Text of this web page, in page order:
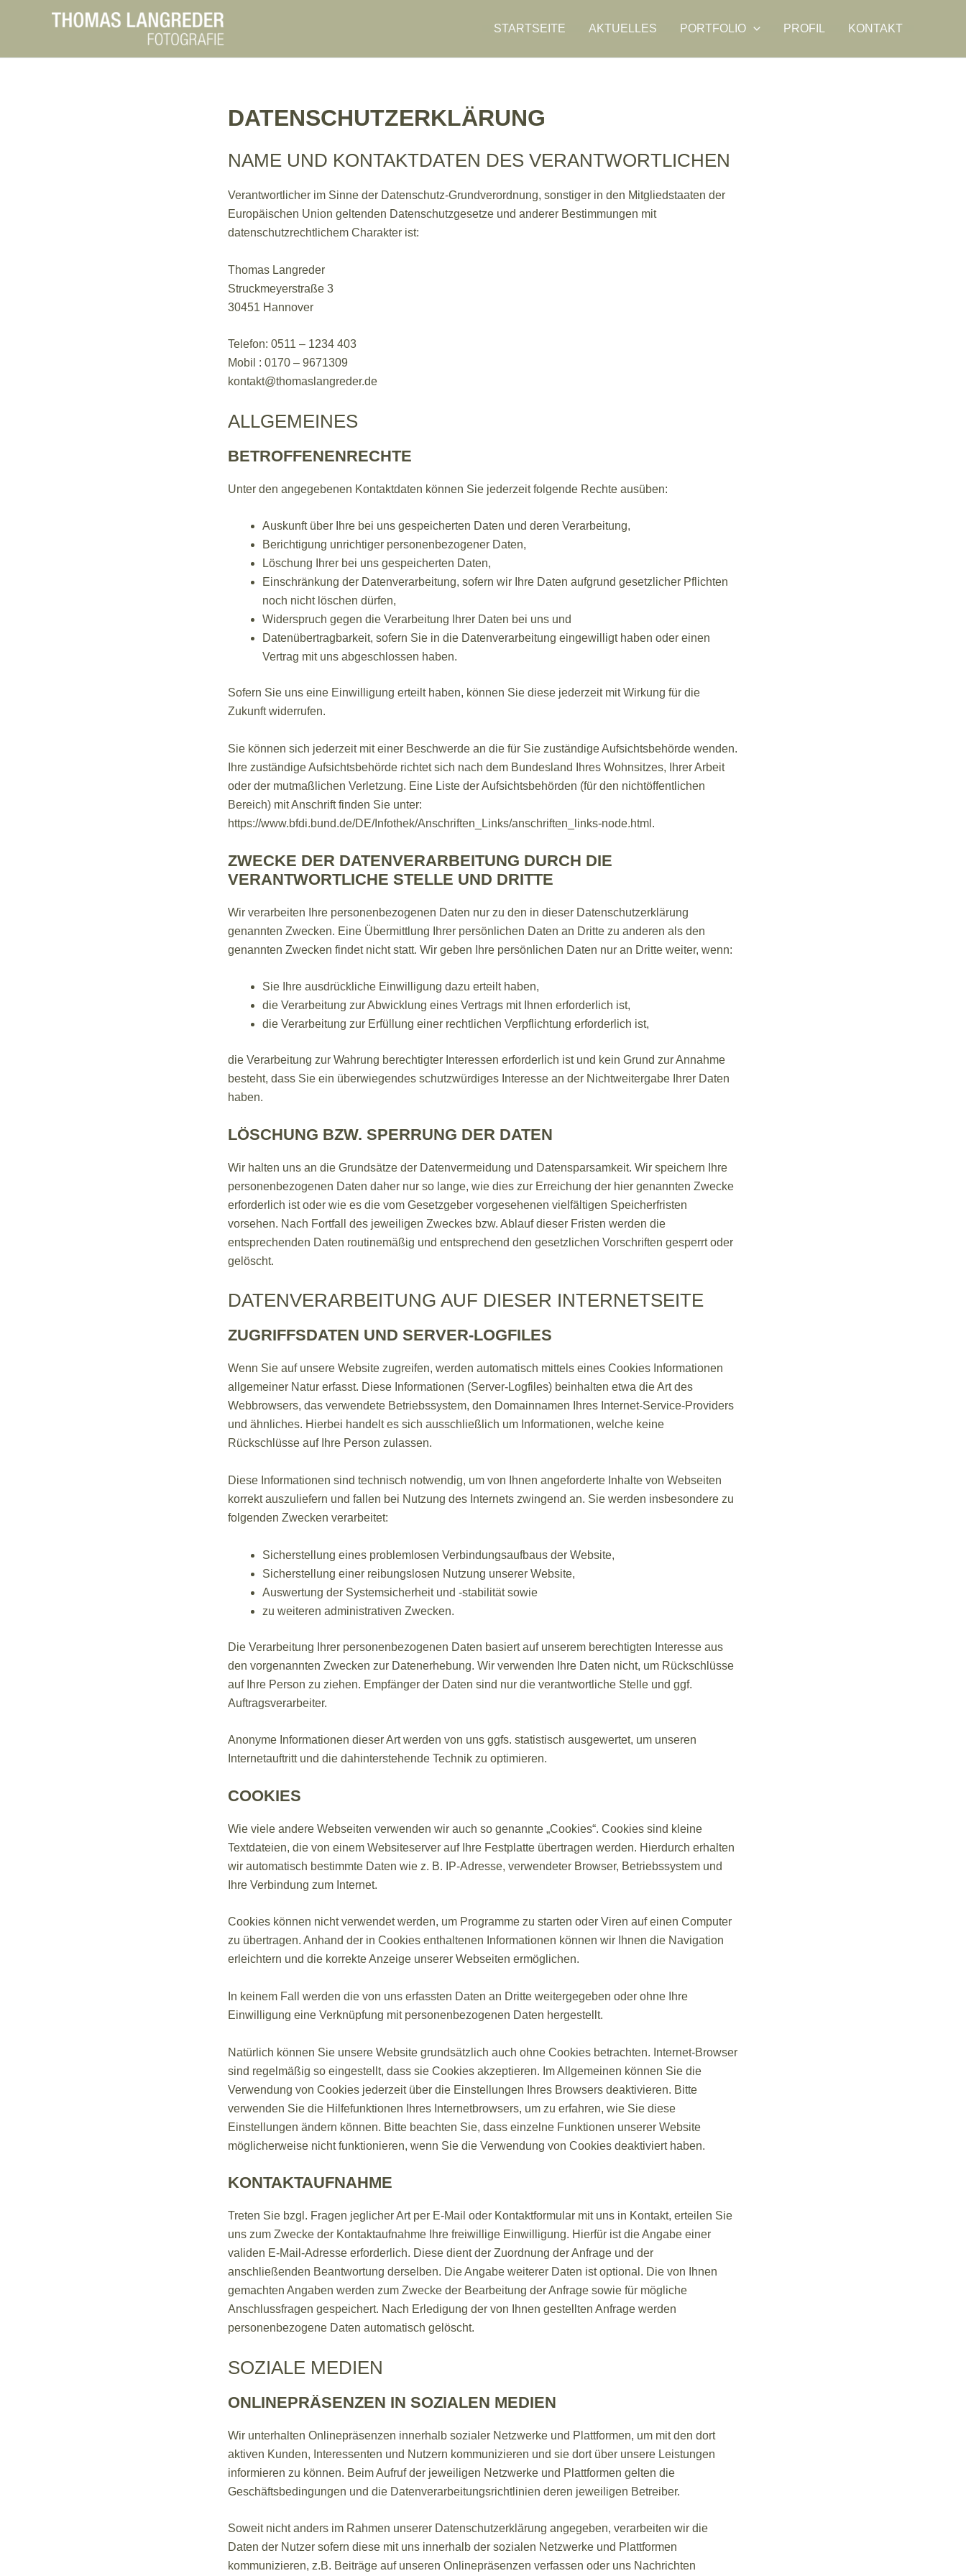
STARTSEITE AKTUELLES PORTFOLIO PROFIL KONTAKT
DATENSCHUTZERKLÄRUNG
NAME UND KONTAKTDATEN DES VERANTWORTLICHEN
Verantwortlicher im Sinne der Datenschutz-Grundverordnung, sonstiger in den Mitgliedstaaten der
Europäischen Union geltenden Datenschutzgesetze und anderer Bestimmungen mit
datenschutzrechtlichem Charakter ist:
Thomas Langreder
Struckmeyerstraße 3
30451 Hannover
Telefon: 0511 – 1234 403
Mobil : 0170 – 9671309
kontakt@thomaslangreder.de
ALLGEMEINES
BETROFFENENRECHTE
Unter den angegebenen Kontaktdaten können Sie jederzeit folgende Rechte ausüben:
Auskunft über Ihre bei uns gespeicherten Daten und deren Verarbeitung,
Berichtigung unrichtiger personenbezogener Daten,
Löschung Ihrer bei uns gespeicherten Daten,
Einschränkung der Datenverarbeitung, sofern wir Ihre Daten aufgrund gesetzlicher Pflichten
noch nicht löschen dürfen,
Widerspruch gegen die Verarbeitung Ihrer Daten bei uns und
Datenübertragbarkeit, sofern Sie in die Datenverarbeitung eingewilligt haben oder einen
Vertrag mit uns abgeschlossen haben.
Sofern Sie uns eine Einwilligung erteilt haben, können Sie diese jederzeit mit Wirkung für die
Zukunft widerrufen.
Sie können sich jederzeit mit einer Beschwerde an die für Sie zuständige Aufsichtsbehörde wenden.
Ihre zuständige Aufsichtsbehörde richtet sich nach dem Bundesland Ihres Wohnsitzes, Ihrer Arbeit
oder der mutmaßlichen Verletzung. Eine Liste der Aufsichtsbehörden (für den nichtöffentlichen
Bereich) mit Anschrift finden Sie unter:
https://www.bfdi.bund.de/DE/Infothek/Anschriften_Links/anschriften_links-node.html .
ZWECKE DER DATENVERARBEITUNG DURCH DIE
VERANTWORTLICHE STELLE UND DRITTE
Wir verarbeiten Ihre personenbezogenen Daten nur zu den in dieser Datenschutzerklärung
genannten Zwecken. Eine Übermittlung Ihrer persönlichen Daten an Dritte zu anderen als den
genannten Zwecken findet nicht statt. Wir geben Ihre persönlichen Daten nur an Dritte weiter, wenn:
Sie Ihre ausdrückliche Einwilligung dazu erteilt haben,
die Verarbeitung zur Abwicklung eines Vertrags mit Ihnen erforderlich ist,
die Verarbeitung zur Erfüllung einer rechtlichen Verpflichtung erforderlich ist,
die Verarbeitung zur Wahrung berechtigter Interessen erforderlich ist und kein Grund zur Annahme
besteht, dass Sie ein überwiegendes schutzwürdiges Interesse an der Nichtweitergabe Ihrer Daten
haben.
LÖSCHUNG BZW. SPERRUNG DER DATEN
Wir halten uns an die Grundsätze der Datenvermeidung und Datensparsamkeit. Wir speichern Ihre
personenbezogenen Daten daher nur so lange, wie dies zur Erreichung der hier genannten Zwecke
erforderlich ist oder wie es die vom Gesetzgeber vorgesehenen vielfältigen Speicherfristen
vorsehen. Nach Fortfall des jeweiligen Zweckes bzw. Ablauf dieser Fristen werden die
entsprechenden Daten routinemäßig und entsprechend den gesetzlichen Vorschriften gesperrt oder
gelöscht.
DATENVERARBEITUNG AUF DIESER INTERNETSEITE
ZUGRIFFSDATEN UND SERVER-LOGFILES
Wenn Sie auf unsere Website zugreifen, werden automatisch mittels eines Cookies Informationen
allgemeiner Natur erfasst. Diese Informationen (Server-Logfiles) beinhalten etwa die Art des
Webbrowsers, das verwendete Betriebssystem, den Domainnamen Ihres Internet-Service-Providers
und ähnliches. Hierbei handelt es sich ausschließlich um Informationen, welche keine
Rückschlüsse auf Ihre Person zulassen.
Diese Informationen sind technisch notwendig, um von Ihnen angeforderte Inhalte von Webseiten
korrekt auszuliefern und fallen bei Nutzung des Internets zwingend an. Sie werden insbesondere zu
folgenden Zwecken verarbeitet:
Sicherstellung eines problemlosen Verbindungsaufbaus der Website,
Sicherstellung einer reibungslosen Nutzung unserer Website,
Auswertung der Systemsicherheit und -stabilität sowie
zu weiteren administrativen Zwecken.
Die Verarbeitung Ihrer personenbezogenen Daten basiert auf unserem berechtigten Interesse aus
den vorgenannten Zwecken zur Datenerhebung. Wir verwenden Ihre Daten nicht, um Rückschlüsse
auf Ihre Person zu ziehen. Empfänger der Daten sind nur die verantwortliche Stelle und ggf.
Auftragsverarbeiter.
Anonyme Informationen dieser Art werden von uns ggfs. statistisch ausgewertet, um unseren
Internetauftritt und die dahinterstehende Technik zu optimieren.
COOKIES
Wie viele andere Webseiten verwenden wir auch so genannte „Cookies“. Cookies sind kleine
Textdateien, die von einem Websiteserver auf Ihre Festplatte übertragen werden. Hierdurch erhalten
wir automatisch bestimmte Daten wie z. B. IP-Adresse, verwendeter Browser, Betriebssystem und
Ihre Verbindung zum Internet.
Cookies können nicht verwendet werden, um Programme zu starten oder Viren auf einen Computer
zu übertragen. Anhand der in Cookies enthaltenen Informationen können wir Ihnen die Navigation
erleichtern und die korrekte Anzeige unserer Webseiten ermöglichen.
In keinem Fall werden die von uns erfassten Daten an Dritte weitergegeben oder ohne Ihre
Einwilligung eine Verknüpfung mit personenbezogenen Daten hergestellt.
Natürlich können Sie unsere Website grundsätzlich auch ohne Cookies betrachten. Internet-Browser
sind regelmäßig so eingestellt, dass sie Cookies akzeptieren. Im Allgemeinen können Sie die
Verwendung von Cookies jederzeit über die Einstellungen Ihres Browsers deaktivieren. Bitte
verwenden Sie die Hilfefunktionen Ihres Internetbrowsers, um zu erfahren, wie Sie diese
Einstellungen ändern können. Bitte beachten Sie, dass einzelne Funktionen unserer Website
möglicherweise nicht funktionieren, wenn Sie die Verwendung von Cookies deaktiviert haben.
KONTAKTAUFNAHME
Treten Sie bzgl. Fragen jeglicher Art per E-Mail oder Kontaktformular mit uns in Kontakt, erteilen Sie
uns zum Zwecke der Kontaktaufnahme Ihre freiwillige Einwilligung. Hierfür ist die Angabe einer
validen E-Mail-Adresse erforderlich. Diese dient der Zuordnung der Anfrage und der
anschließenden Beantwortung derselben. Die Angabe weiterer Daten ist optional. Die von Ihnen
gemachten Angaben werden zum Zwecke der Bearbeitung der Anfrage sowie für mögliche
Anschlussfragen gespeichert. Nach Erledigung der von Ihnen gestellten Anfrage werden
personenbezogene Daten automatisch gelöscht.
SOZIALE MEDIEN
ONLINEPRÄSENZEN IN SOZIALEN MEDIEN
Wir unterhalten Onlinepräsenzen innerhalb sozialer Netzwerke und Plattformen, um mit den dort
aktiven Kunden, Interessenten und Nutzern kommunizieren und sie dort über unsere Leistungen
informieren zu können. Beim Aufruf der jeweiligen Netzwerke und Plattformen gelten die
Geschäftsbedingungen und die Datenverarbeitungsrichtlinien deren jeweiligen Betreiber.
Soweit nicht anders im Rahmen unserer Datenschutzerklärung angegeben, verarbeiten wir die
Daten der Nutzer sofern diese mit uns innerhalb der sozialen Netzwerke und Plattformen
kommunizieren, z.B. Beiträge auf unseren Onlinepräsenzen verfassen oder uns Nachrichten